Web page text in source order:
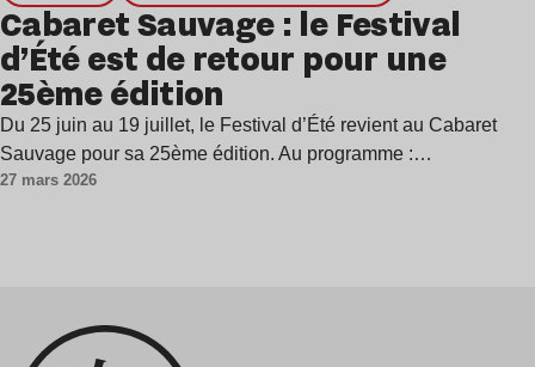
Cabaret Sauvage : le Festival
d’Été est de retour pour une
25ème édition
Du 25 juin au 19 juillet, le Festival d’Été revient au Cabaret
Sauvage pour sa 25ème édition. Au programme :…
27 mars 2026